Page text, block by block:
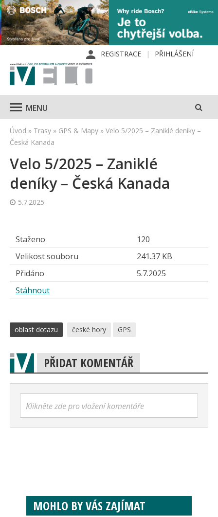
REGISTRACE PŘIHLÁŠENÍ
MENU
Úvod » Trasy » GPS & Mapy » Velo 5/2025 – Zaniklé deníky –
Česká Kanada
Velo 5/2025 – Zaniklé
deníky – Česká Kanada
5.7.2025
Staženo
120
Velikost souboru
241.37 KB
Přidáno
5.7.2025
Stáhnout
oblast dotazu české hory GPS
PŘIDAT KOMENTÁŘ
Klikněte zde pro vložení komentáře
MOHLO BY VÁS ZAJÍMAT